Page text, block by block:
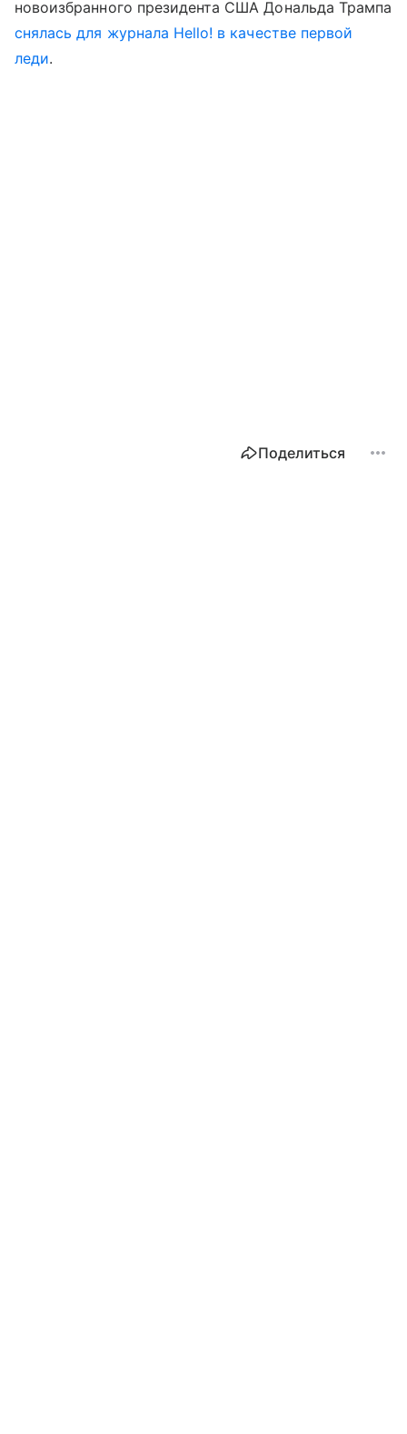
новоизбранного президента США Дональда Трампа
снялась для журнала Hello! в качестве первой
леди.
Поделиться